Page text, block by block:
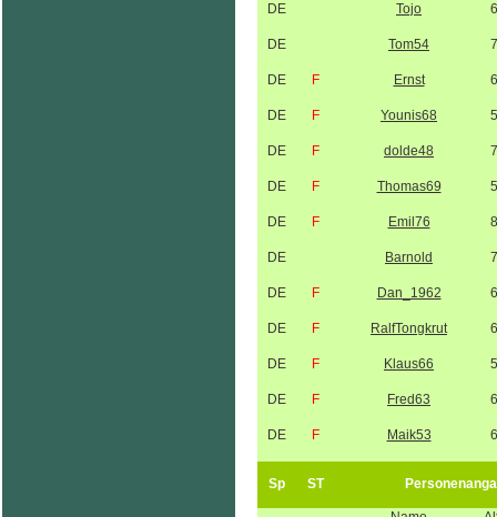
DE Tojo
DE Tom54
DE F Ernst
DE F Younis68
DE F dolde48
DE F Thomas69
DE F Emil76
DE Barnold
DE F Dan_1962
DE F RalfTongkrut
DE F Klaus66
DE F Fred63
DE F Maik53
Sp ST